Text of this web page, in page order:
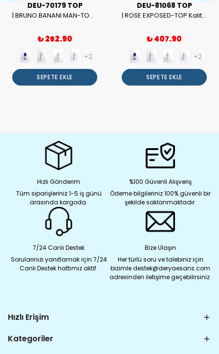
DEU-70179 TOP
| BRUNO BANANI MAN-TOP Kalite Erkek Parfüm Esansı.|
₺ 262.90
+2
SEPETE EKLE
DEU-81068 TOP
| ROSE EXPOSED-TOP Kalite Unısex Parfüm Esansı.|
₺ 407.90
+2
SEPETE EKLE
Hızlı Gönderim
Tüm siparişleriniz 1-5 iş günü
arasında kargoda.
%100 Güvenli Alışveriş
Ödeme bilgileriniz 100% güvenli bir
şekilde saklanmaktadır.
7/24 Canlı Destek
Sorularınızı yanıtlamak için 7/24
Canlı Destek hattımız aktif.
Bize Ulaşın
Her türlü soru ve talebiniz için
bizimle destek@deryaesans.com
adresinden iletişime geçebilirsiniz.
Hızlı Erişim
Kategoriler